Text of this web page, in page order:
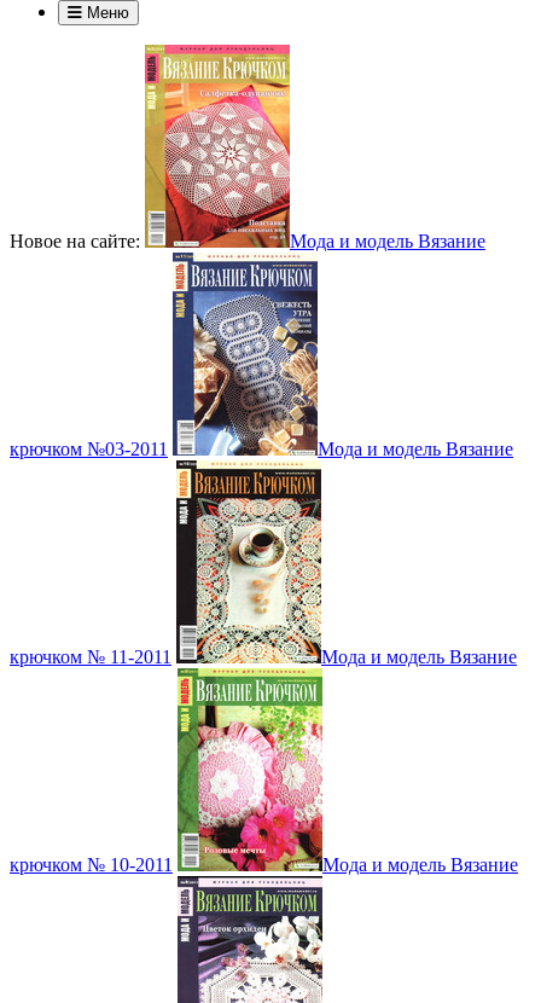
Меню
Новое на сайте: Мода и модель Вязание
крючком №03-2011 Мода и модель Вязание
крючком № 11-2011 Мода и модель Вязание
крючком № 10-2011 Мода и модель Вязание